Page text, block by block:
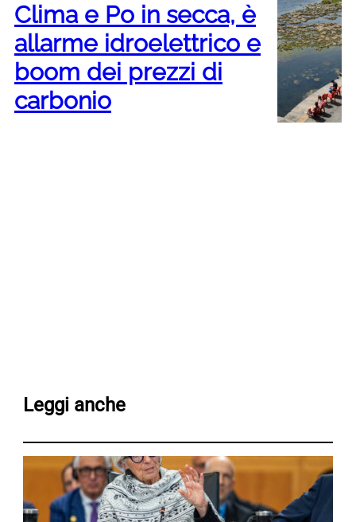
Clima e Po in secca, è
allarme idroelettrico e
boom dei prezzi di
carbonio
Leggi anche